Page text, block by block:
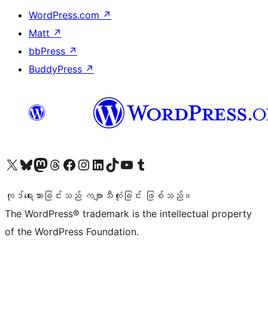
WordPress.com ↗
Matt ↗
bbPress ↗
BuddyPress ↗
ကျွန်ုပ်တို့၏ X (ယခင် Twitter) အကောင့်သို့ သွားရောက်ကြည့်ရှုပါကျွန်ုပ်တို့၏ Bluesky အကောင့်သို့ ဝင်ရောက်ကြည့်ရှုရန်
ကျွန်ုပ်တို့၏ Mastodon အကောင့်သို့ သွားရောက်ကြည့်ရှုပါကျွန်ုပ်တို့၏ Threads အကောင့်သို့ ဝင်ရောက်ကြည့်ရှုရန်
ကျွန်ုပ်တို့၏ Facebook စာမျက်နှာသို့ သွားရောက်ကြည့်ရှုပါကျွန်ုပ်တို့၏ Instagram အကောင့်သို့ သွားရောက်ကြည့်ရှုပါ ကျွန်ုပ်တို့၏ LinkedIn အကောင့်သို့ သွားရောက်ကြည့်ရှုပါကျွန်ုပ်တို့၏ TikTok အကောင့်သို့ ဝင်ရောက်ကြည့်ရှုရန်
ကျွန်ုပ်တို့၏ YouTube ချန်နယ်သို့ သွားရောက်ကြည့်ရှုပါ ကျွန်ုပ်တို့၏ Tumblr အကောင့်သို့ ဝင်ရောက်ကြည့်ရှုရန်
ကုဒ်ရေးသားခြင်းသည် ကဗျာသီကုံးခြင်း ဖြစ်သည်။
The WordPress® trademark is the intellectual property
of the WordPress Foundation.